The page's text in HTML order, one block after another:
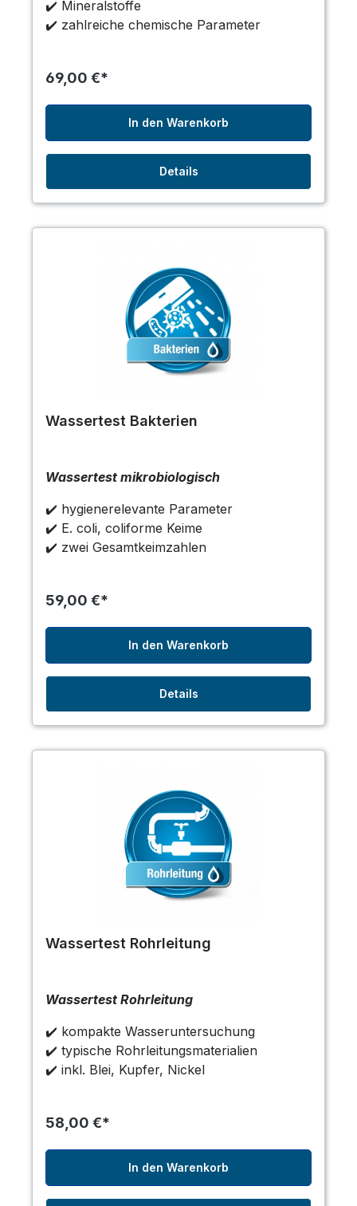
✔️ Mineralstoffe
✔️ zahlreiche chemische Parameter
69,00 €*
In den Warenkorb
Details
Wassertest Bakterien
Wassertest mikrobiologisch
✔️ hygienerelevante Parameter
✔️ E. coli, coliforme Keime
✔️ zwei Gesamtkeimzahlen
59,00 €*
In den Warenkorb
Details
Wassertest Rohrleitung
Wassertest Rohrleitung
✔️ kompakte Wasseruntersuchung
✔️ typische Rohrleitungsmaterialien
✔️ inkl. Blei, Kupfer, Nickel
58,00 €*
In den Warenkorb